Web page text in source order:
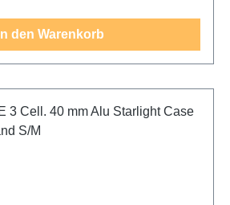
In den Warenkorb